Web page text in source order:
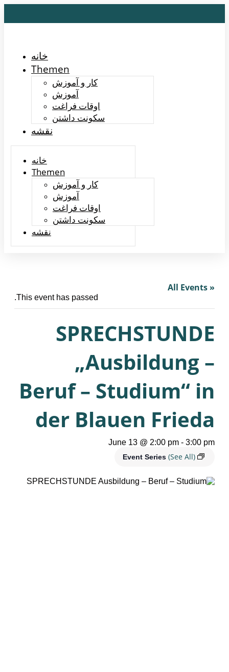
خانه
Themen
کار و آموزش
آموزش
اوقات فراغت
سکونت داشتن
نقشه
خانه
Themen
کار و آموزش
آموزش
اوقات فراغت
سکونت داشتن
نقشه
« All Events
This event has passed.
SPRECHSTUNDE
„Ausbildung –
Beruf – Studium“ in
der Blauen Frieda
June 13 @ 2:00 pm - 3:00 pm
Event Series (See All)